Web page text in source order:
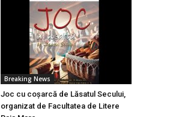
Breaking News
Joc cu coșarcă de Lăsatul Secului,
organizat de Facultatea de Litere